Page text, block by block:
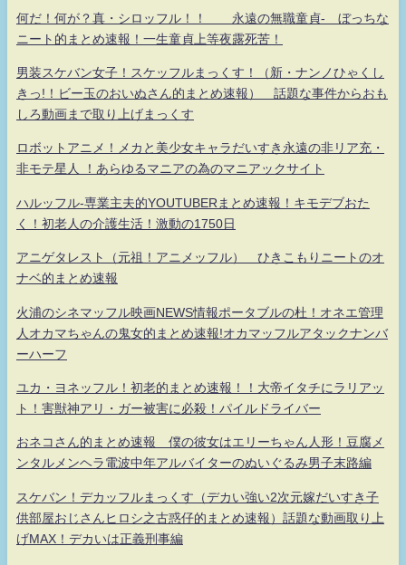
何だ！何が？真・シロッフル！！ 永遠の無職童貞- ぼっちな
ニート的まとめ速報！一生童貞上等夜露死苦！
男装スケバン女子！スケッフルまっくす！（新・ナンノひゃくし
きっ!！ビー玉のおいぬさん的まとめ速報） 話題な事件からおも
しろ動画まで取り上げまっくす
ロボットアニメ！メカと美少女キャラだいすき永遠の非リア充・
非モテ星人 ！あらゆるマニアの為のマニアックサイト
ハルッフル-専業主夫的YOUTUBERまとめ速報！キモデブおた
く！初老人の介護生活！激動の1750日
アニゲタレスト（元祖！アニメッフル） ひきこもりニートのオ
ナベ的まとめ速報
火浦のシネマッフル映画NEWS情報ポータブルの杜！オネエ管理
人オカマちゃんの鬼女的まとめ速報!オカマッフルアタックナンバ
ーハーフ
ユカ・ヨネッフル！初老的まとめ速報！！大帝イタチにラリアッ
ト！害獣神アリ・ガー被害に必殺！パイルドライバー
おネコさん的まとめ速報 僕の彼女はエリーちゃん人形！豆腐メ
ンタルメンヘラ電波中年アルバイターのぬいぐるみ男子末路編
スケバン！デカッフルまっくす（デカい強い2次元嫁だいすき子
供部屋おじさんヒロシ之古惑仔的まとめ速報）話題な動画取り上
げMAX！デカいは正義刑事編